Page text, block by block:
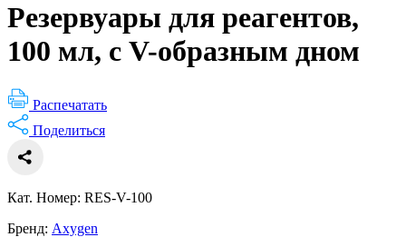
Резервуары для реагентов,
100 мл, с V-образным дном
Распечатать
Поделиться
Кат. Номер: RES-V-100
Бренд: Axygen